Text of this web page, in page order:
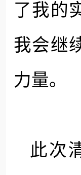
了我的
我会继
力量。
此次